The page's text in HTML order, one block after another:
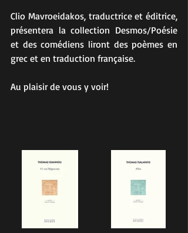
Clio Mavroeidakos, traductrice et éditrice,
présentera la collection Desmos/Poésie
et des comédiens liront des poèmes en
grec et en traduction française.
Au plaisir de vous y voir!